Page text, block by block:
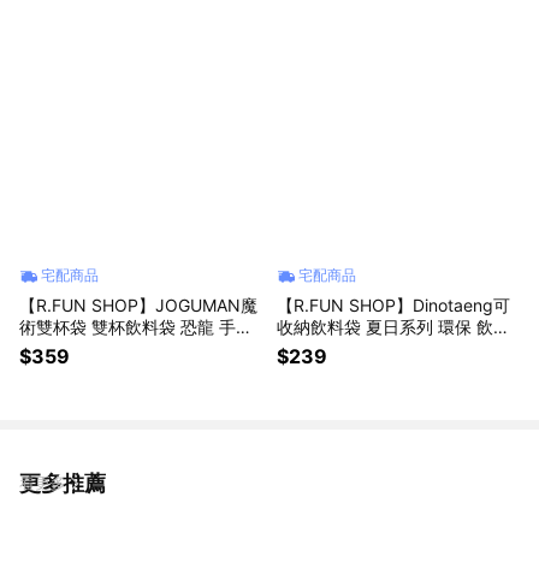
宅配商品
【R.FUN SHOP】JOGUMAN魔
術雙杯袋 雙杯飲料袋 恐龍 手搖
杯 Brachio 飲料袋 環保提袋 JO
G003
$359
宅配商品
【R.FUN SHOP】Dinotaeng可
收納飲料袋 夏日系列 環保 飲料
袋 手提袋 飲料套 韓國 IP DT00
1
$239
更多推薦
看更多